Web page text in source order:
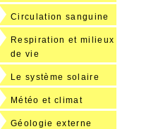
Circulation sanguine
Respiration et milieux
de vie
Le système solaire
Météo et climat
Géologie externe